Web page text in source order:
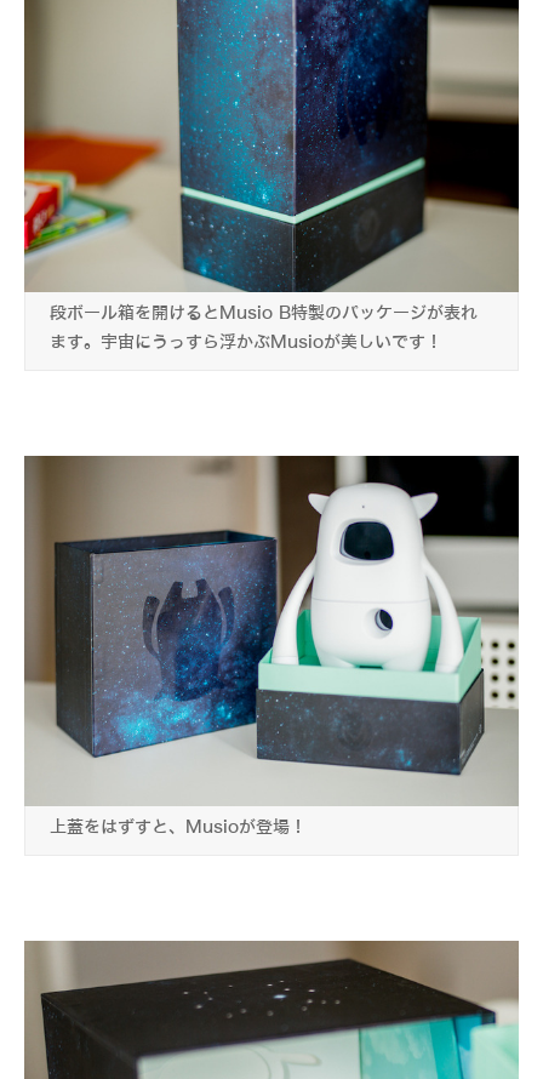
段ボール箱を開けるとMusio B特製のパッケージが表れ
ます。宇宙にうっすら浮かぶMusioが美しいです！
上蓋をはずすと、Musioが登場！